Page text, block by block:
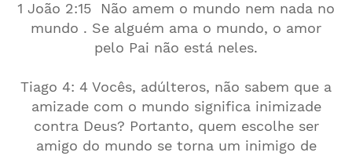
1 João 2:15 Não amem o mundo nem nada no
mundo . Se alguém ama o mundo, o amor
pelo Pai não está neles.
Tiago 4: 4 Vocês, adúlteros, não sabem que a
amizade com o mundo significa inimizade
contra Deus? Portanto, quem escolhe ser
amigo do mundo se torna um inimigo de